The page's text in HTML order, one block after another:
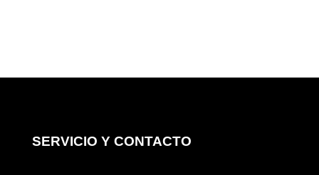
SERVICIO Y CONTACTO